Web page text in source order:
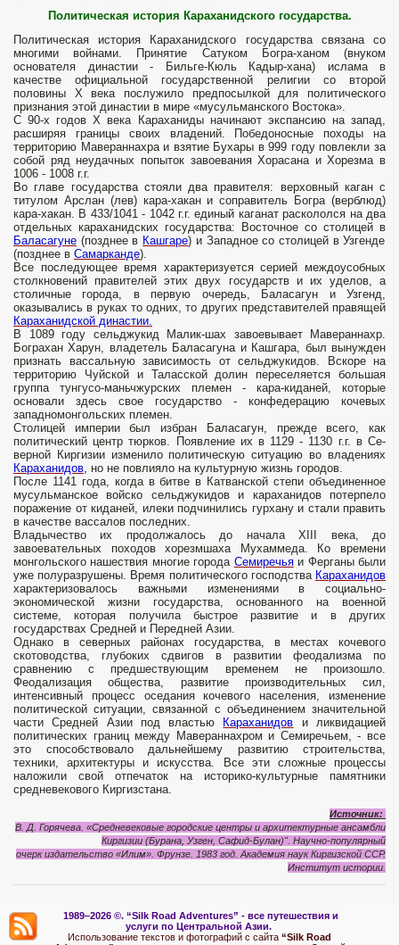
Политическая история Караханидского государства.
Политическая история Караханидского государства связана со
многими войнами. Принятие Сатуком Богра-ханом (внуком
основателя династии - Бильге-Кюль Кадыр-хана) ислама в
качестве официальной государственной религии со второй
половины X века послу­жило предпосылкой для политического
признания этой династии в мире «мусульманского Востока».
С 90-х годов X века Караханиды начинают экспансию на запад,
расширяя границы своих владений. Победоносные походы на
территорию Мавераннахра и взятие Бухары в 999 году повлекли за
собой ряд неудачных попыток завоевания Хорасана и Хорезма в
1006 - 1008 г.г.
Во главе государства стояли два правителя: верховный каган с
титулом Арслан (лев) кара-хакан и соправитель Богра (верблюд)
кара-хакан. В 433/1041 - 1042 г.г. единый каганат раскололся на два
отдельных караханидских государства: Восточное со столицей в
Баласагуне (позднее в Кашгаре) и Западное со столицей в Узгенде
(позднее в Самарканде).
Все последующее время характеризуется серией междоусобных
столкновений правителей этих двух государств и их уделов, а
столичные города, в первую очередь, Баласагун и Узгенд,
оказывались в руках то одних, то других представителей правящей
Караханидской династии.
В 1089 году сельджукид Малик-шах завоевывает Мавераннахр.
Бограхан Харун, владетель Баласагуна и Кашгара, был вынужден
признать вассальную зависимость от сельджукидов. Вскоре на
территорию Чуйской и Таласской долин пере­селяется большая
группа тунгусо-маньчжурских племен - кара-киданей, которые
основали здесь свое государство - конфедерацию кочевых
западномонгольских племен.
Столицей империи был избран Баласагун, прежде всего, как
политический центр тюрков. Появление их в 1129 - 1130 г.г. в Се­
верной Киргизии изменило политическую ситуацию во владениях
Караханидов, но не повлияло на культурную жизнь городов.
После 1141 года, когда в битве в Катванской степи объединенное
мусульманское войско сельджукидов и караханидов потерпело
поражение от киданей, илеки подчинились гурхану и стали править
в качестве вассалов последних.
Владычество их продолжалось до начала XIII века, до
завоевательных походов хорезмшаха Мухаммеда. Ко времени
монгольского нашествия многие города Семиречьяи Ферганы были
уже полуразрушены. Время политического господства Караханидов
характеризовалось важными изменениями в социально-
экономической жизни государства, основанного на военной
системе, которая получила быстрое развитие и в других
государствах Средней и Передней Азии.
Однако в северных районах государства, в местах кочевого
скотоводства, глубоких сдвигов в развитии феодализма по
сравнению с предшествующим временем не произошло.
Феодализация общества, развитие производительных сил,
интенсивный процесс оседания кочевого населения, изменение
политической ситуации, связанной с объединением значительной
части Средней Азии под властью
Караханидов и ликвидацией
политических границ между Мавераннахром и Семиречьем, - все
это способствовало дальнейшему развитию строительства,
техники, архитектуры и искусства. Все эти сложные процессы
наложили свой отпечаток на историко-культурные памятники
средневекового Киргизстана.
Источник:
В. Д. Горячева. «Средневековые городские центры и архитектурные ансамбли
Киргизии (Бурана, Узген, Сафид-Булан)". Научно-популярный
очеркиздательство «Илим». Фрунзе. 1983 год. Академия наук Киргизской ССР.
Институт истории.
1989–2026 ©. “Silk Road Adventures” - все путешествия и
услуги по Центральной Азии.
Использование текстов и фотографий с сайта “Silk Road